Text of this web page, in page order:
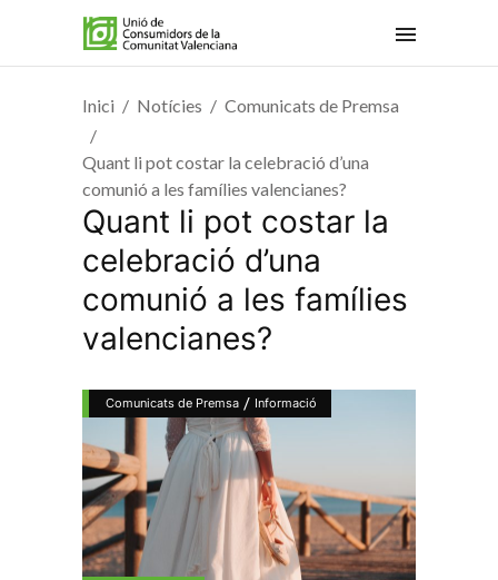
Inici Notícies Comunicats de Premsa
Quant li pot costar la celebració d’una
comunió a les famílies valencianes?
Quant li pot costar la
celebració d’una
comunió a les famílies
valencianes?
Comunicats de Premsa / Informació